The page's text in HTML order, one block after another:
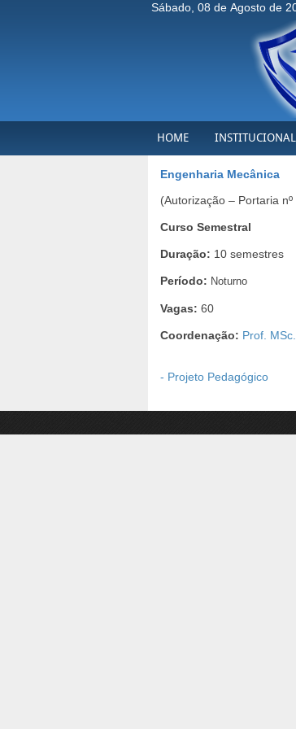
Sábado, 08 de Agosto de
HOME INSTITUCIONAL
Engenharia Mecânica
(Autorização – Portaria
Curso Semestral
Duração: 10 semestres
Período: Noturno
Vagas: 60
Coordenação: Prof.
- Projeto Pedagógico